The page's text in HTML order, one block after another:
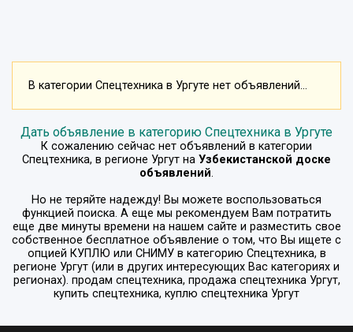
В категории Спецтехника в Ургуте нет объявлений...
Дать объявление в категорию Спецтехника в Ургуте
К сожалению сейчас нет объявлений в категории
Спецтехника, в регионе Ургут на Узбекистанской доске
объявлений.
Но не теряйте надежду! Вы можете воспользоваться
функцией поиска. А еще мы рекомендуем Вам потратить
еще две минуты времени на нашем сайте и разместить свое
собственное бесплатное объявление о том, что Вы ищете с
опцией КУПЛЮ или СНИМУв категорию Спецтехника, в
регионе Ургут (или в других интересующих Вас категориях и
регионах). продам спецтехника, продажа спецтехника Ургут,
купить спецтехника, куплю спецтехника Ургут